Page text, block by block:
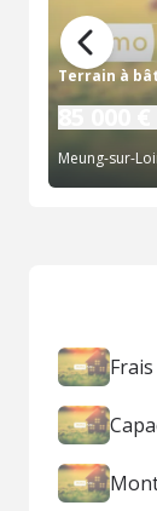
Terrain à
Meung-sur-